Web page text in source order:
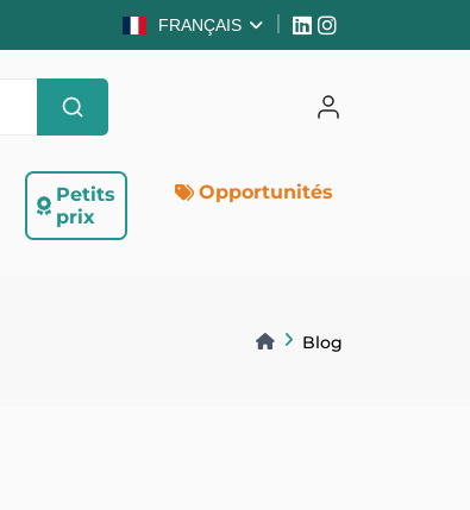
FRANÇAIS
Petits
prix
Opportunités
Blog